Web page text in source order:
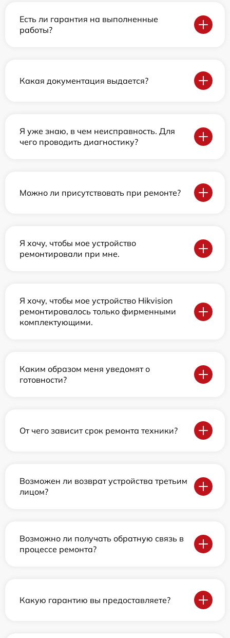
Есть ли гарантия на выполненные
работы?
Какая документация выдается?
Я уже знаю, в чем неисправность. Для
чего проводить диагностику?
Можно ли присутствовать при ремонте?
Я хочу, чтобы мое устройство
ремонтировали при мне.
Я хочу, чтобы мое устройство Hikvision
ремонтировалось только фирменными
комплектующими.
Каким образом меня уведомят о
готовности?
От чего зависит срок ремонта техники?
Возможен ли возврат устройства третьим
лицом?
Возможно ли получать обратную связь в
процессе ремонта?
Какую гарантию вы предоставляете?